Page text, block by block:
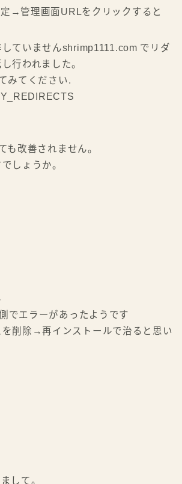
→管理画面URLをクリックすると
ていませんshrimp1111.com でリダ
行われました。
みてください.
も改善されません。
しょうか。
でエラーがあったようです
削除→再インストールで治ると思い
して。